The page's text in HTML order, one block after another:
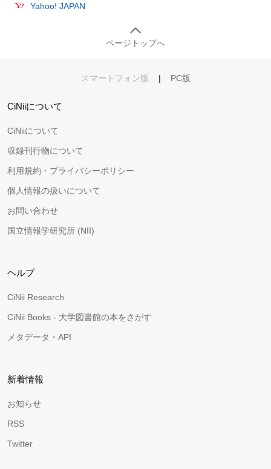
Yahoo! JAPAN
ページトップへ
スマートフォン版 | PC版
CiNiiについて
CiNiiについて
収録刊行物について
利用規約・プライバシーポリシー
個人情報の扱いについて
お問い合わせ
国立情報学研究所 (NII)
ヘルプ
CiNii Research
CiNii Books - 大学図書館の本をさがす
メタデータ・API
新着情報
お知らせ
RSS
Twitter